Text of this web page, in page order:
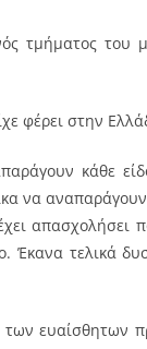
τμήματος του
φέρει στην
κάθε
να
απασχολήσει
Έκανα τελικά
των ευαίσθητων